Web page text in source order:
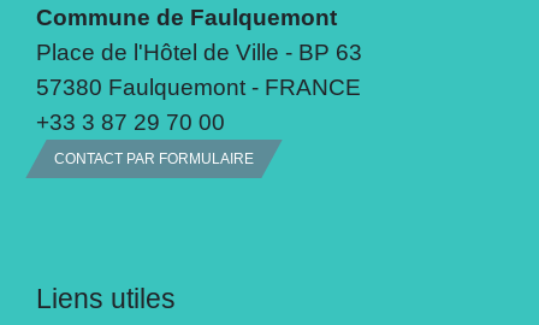
Commune de Faulquemont
Place de l'Hôtel de Ville - BP 63
57380 Faulquemont - FRANCE
+33 3 87 29 70 00
CONTACT PAR FORMULAIRE
Liens utiles